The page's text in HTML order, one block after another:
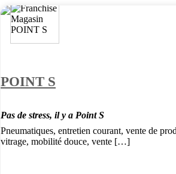
POINT S
Pas de stress, il y a Point S
Pneumatiques, entretien courant, vente de
vitrage, mobilité douce, vente […]